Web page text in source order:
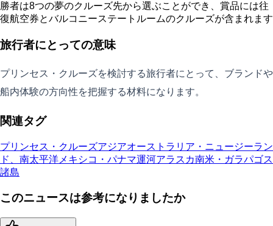
勝者は8つの夢のクルーズ先から選ぶことができ、賞品には往
復航空券とバルコニーステートルームのクルーズが含まれます
旅行者にとっての意味
プリンセス・クルーズを検討する旅行者にとって、ブランドや
船内体験の方向性を把握する材料になります。
関連タグ
プリンセス・クルーズアジアオーストラリア・ニュージーラン
ド、南太平洋 メキシコ・パナマ運河アラスカ南米・ガラパゴス
諸島
このニュースは参考になりましたか